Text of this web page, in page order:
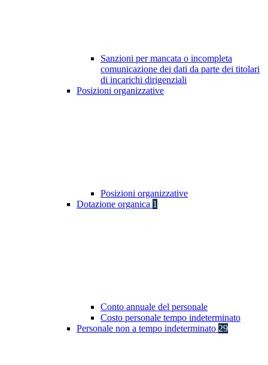
Sanzioni per mancata o incompleta
comunicazione dei dati da parte dei titolari
di incarichi dirigenziali
Posizioni organizzative
Posizioni organizzative
Dotazione organica 1
Conto annuale del personale
Costo personale tempo indeterminato
Personale non a tempo indeterminato 29